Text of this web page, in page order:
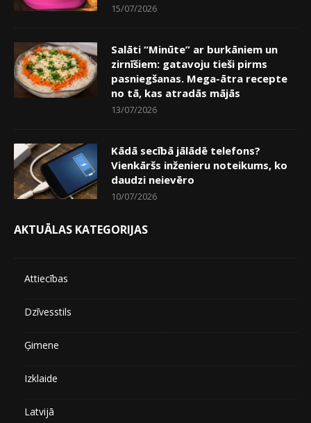
15/07/2026
Salāti “Minūte” ar burkāniem un
zirnīšiem: gatavoju tieši pirms
pasniegšanas. Mega-ātra recepte
no tā, kas atradās mājās
13/07/2026
Kādā secībā jālādē telefons?
Vienkāršs inženieru noteikums, ko
daudzi neievēro
10/07/2026
AKTUĀLAS KATEGORIJAS
Attiecības
Dzīvesstils
Ģimene
Izklaide
Latvijā